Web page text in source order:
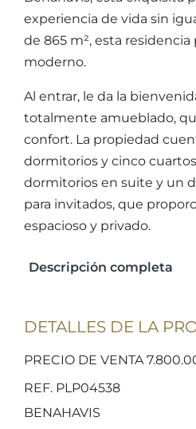
experiencia de vida sin
de 865 m², esta
moderno.
Al entrar, le da la
totalmente amueblado,
confort. La propiedad
dormitorios y cinco
dormitorios en suite y un
para invitados, que
espacioso y privado.
Descripción completa
DETALLES DE LA
PRECIO DE VENTA
REF. PLP04538
BENAHAVIS